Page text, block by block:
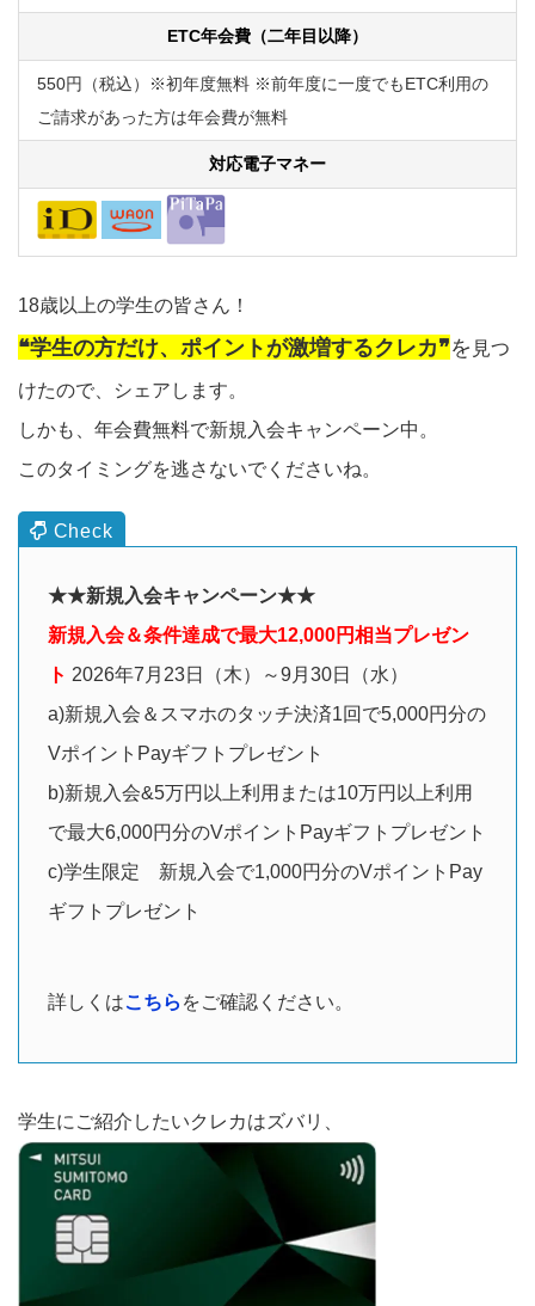
ETC年会費（二年目以降）
550円（税込）※初年度無料 ※前年度に一度でもETC利用の
ご請求があった方は年会費が無料
対応電子マネー
18歳以上の学生の皆さん！
❝学生の方だけ、ポイントが激増するクレカ❞を 見つ
けたので、シェアします。
しかも、年会費無料で新規入会キャンペーン中。
このタイミングを逃さないでくださいね。
★★新規入会キャンペーン★★
新規入会＆条件達成で最大12,000円相当プレゼン
ト 2026年7月23日（木）～9月30日（水）
a)新規入会＆スマホのタッチ決済1回で5,000円分の
VポイントPayギフトプレゼント
b)新規入会&5万円以上利用または10万円以上利用
で最大6,000円分のVポイントPayギフトプレゼント
c)学生限定 新規入会で1,000円分のVポイントPay
ギフトプレゼント
詳しくはこちら をご確認ください。
学生にご紹介したいクレカはズバリ、